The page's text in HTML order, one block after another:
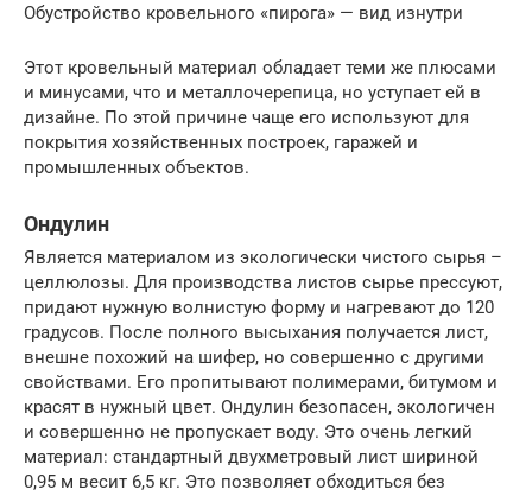
Обустройство кровельного «пирога» — вид изнутри
Этот кровельный материал обладает теми же плюсами
и минусами, что и металлочерепица, но уступает ей в
дизайне. По этой причине чаще его используют для
покрытия хозяйственных построек, гаражей и
промышленных объектов.
Ондулин
Является материалом из экологически чистого сырья –
целлюлозы. Для производства листов сырье прессуют,
придают нужную волнистую форму и нагревают до 120
градусов. После полного высыхания получается лист,
внешне похожий на шифер, но совершенно с другими
свойствами. Его пропитывают полимерами, битумом и
красят в нужный цвет. Ондулин безопасен, экологичен
и совершенно не пропускает воду. Это очень легкий
материал: стандартный двухметровый лист шириной
0,95 м весит 6,5 кг. Это позволяет обходиться без